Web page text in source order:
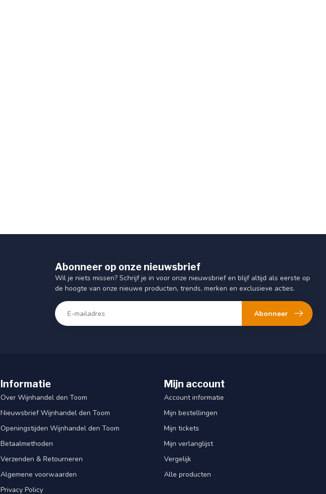
Abonneer op onze nieuwsbrief
Wil je niets missen? Schrijf je in voor onze nieuwsbrief en blijf altijd als eerste op
de hoogte van onze nieuwe producten, trends, merken en exclusieve acties.
Abonneer
Informatie
Over Wijnhandel den Toom
Nieuwsbrief Wijnhandel den Toom
Openingstijden Wijnhandel den Toom
Betaalmethoden
Verzenden & Retourneren
Algemene voorwaarden
Privacy Policy
Mijn account
Account informatie
Mijn bestellingen
Mijn tickets
Mijn verlanglijst
Vergelijk
Alle producten